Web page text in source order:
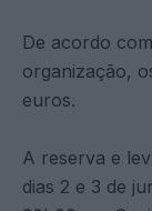
De acordo
organização,
euros.
A reserva e
dias 2 e 3 de